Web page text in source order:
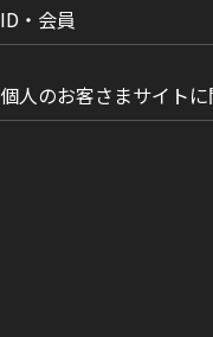
ID・会員
個人のお客さまサイト